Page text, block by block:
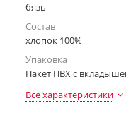
бязь
Состав
хлопок 100%
Упаковка
Пакет ПВХ с
Все характеристики